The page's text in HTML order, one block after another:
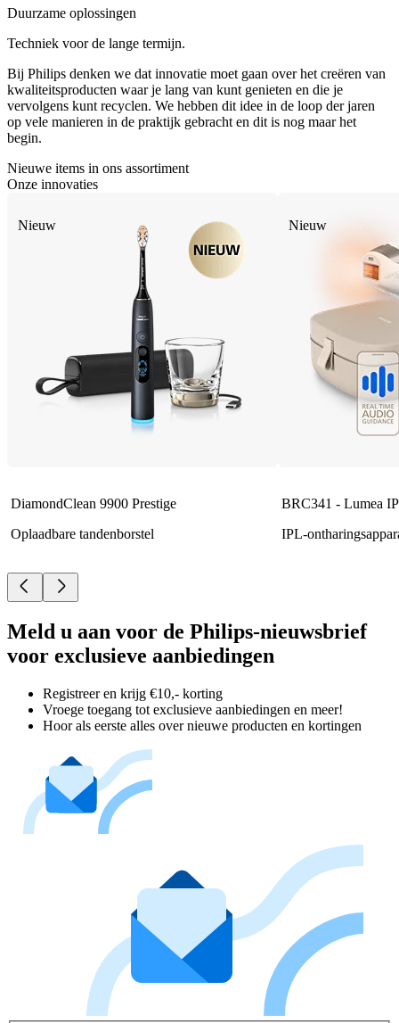
Duurzame oplossingen
Techniek voor de lange termijn.
Bij Philips denken we dat innovatie moet gaan over het creëren van
kwaliteitsproducten waar je lang van kunt genieten en die je
vervolgens kunt recyclen. We hebben dit idee in de loop der jaren
op vele manieren in de praktijk gebracht en dit is nog maar het
begin.
Nieuwe items in ons assortiment
Onze innovaties
Nieuw
DiamondClean 9900 Prestige
Oplaadbare tandenborstel
Nieuw
BRC341 - Lumea
IPL-
Meld u aan voor de Philips-nieuwsbrief
voor exclusieve aanbiedingen
Registreer en krijg €10,- korting
Vroege toegang tot exclusieve aanbiedingen en meer!
Hoor als eerste alles over nieuwe producten en kortingen